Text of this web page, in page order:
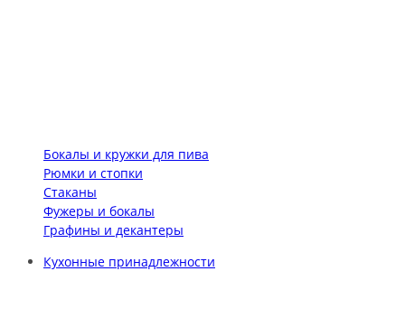
Бокалы и кружки для пива
Рюмки и стопки
Стаканы
Фужеры и бокалы
Графины и декантеры
Кухонные принадлежности